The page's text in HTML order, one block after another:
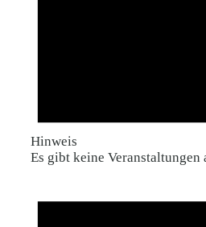
Hinweis
Es gibt keine Veranstaltungen